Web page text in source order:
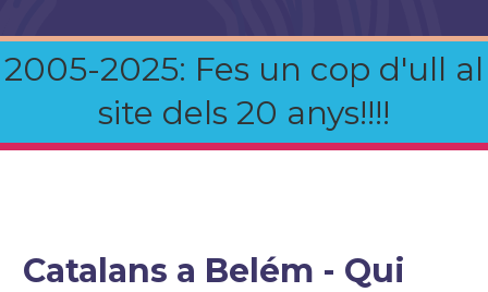
2005-2025: Fes un cop d'ull al
site dels 20 anys!!!!
Catalans a Belém - Qui